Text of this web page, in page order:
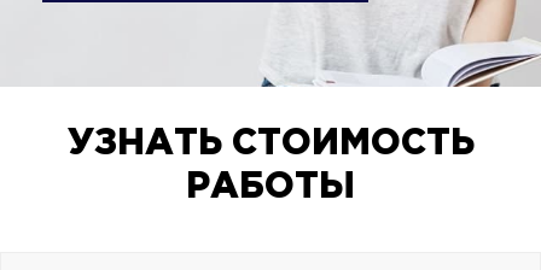
УЗНАТЬ СТОИМОСТЬ
РАБОТЫ